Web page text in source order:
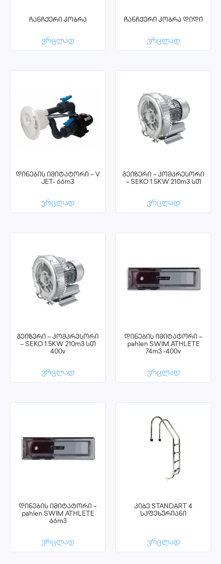
ჩანჩქერი კობრა
ვრცლად
ჩანჩქერი კობრა დიდი
ვრცლად
დინების იმიტატორი – V
JET- 66m3
ვრცლად
გეიზერი – კომპრესორი
– SEKO 1.5KW 210m3 სთ
ვრცლად
გეიზერი – კომპრესორი
– SEKO 1.5KW 210m3 სთ
400v
ვრცლად
დინების იმიტატორი –
pahlen SWIM ATHLETE
74m3 -400v
ვრცლად
დინების იმიტატორი –
pahlen SWIM ATHLETE
66m3
ვრცლად
კიბე STANDART 4
საფეხურიანი
ვრცლად